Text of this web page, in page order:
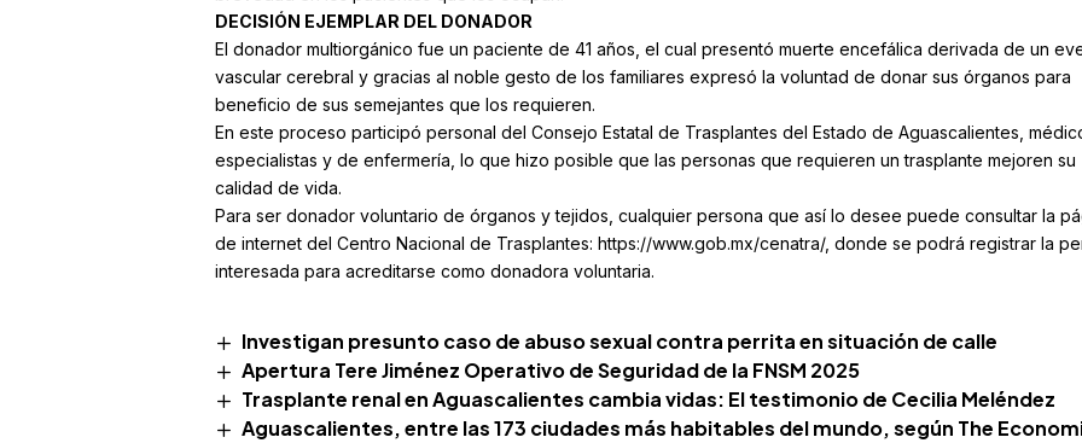
DECISIÓN EJEMPLAR DEL DONADOR
El donador multiorgánico fue un paciente de 41 años, el cual presentó muerte encefálica derivada de un
vascular cerebral y gracias al noble gesto de los familiares expresó la voluntad de donar sus órganos para
beneficio de sus semejantes que los requieren.
En este proceso participó personal del Consejo Estatal de Trasplantes del Estado de Aguascalientes,
especialistas y de enfermería, lo que hizo posible que las personas que requieren un trasplante mejoren su
calidad de vida.
Para ser donador voluntario de órganos y tejidos, cualquier persona que así lo desee puede consultar la
de internet del Centro Nacional de Trasplantes: https://www.gob.mx/cenatra/, donde se podrá registrar la
interesada para acreditarse como donadora voluntaria.
Investigan presunto caso de abuso sexual contra perrita en situación de calle
Apertura Tere Jiménez Operativo de Seguridad de la FNSM 2025
Trasplante renal en Aguascalientes cambia vidas: El testimonio de Cecilia Meléndez
Aguascalientes, entre las 173 ciudades más habitables del mundo, según The